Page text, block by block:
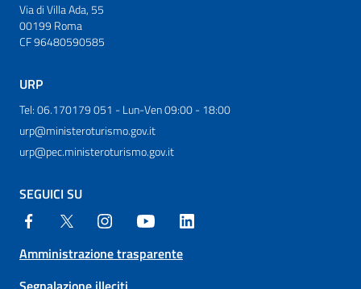
Via di Villa Ada, 55
00199 Roma
CF 96480590585
URP
Tel: 06.170179 051 - Lun-Ven 09:00 - 18:00
urp@ministeroturismo.gov.it
urp@pec.ministeroturismo.gov.it
SEGUICI SU
Amministrazione trasparente